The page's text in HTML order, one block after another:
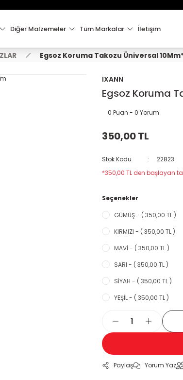
VE ÜZERİ KARGO ÜCRETSİZ !
Diğer Malzemeler Tüm Markalar İletişim
Egsoz Koruma Takozu Üniversal
IXANN
Egsoz Koruma
0 Puan - 0 Yorum
350,00 TL
Stok Kodu 22823
*350,00 TL den başlayan
Seçenekler
GÜMÜŞ - ( 350,00 TL )
KIRMIZI - ( 350,00 TL )
MAVİ - ( 350,00 TL )
SARI - ( 350,00 TL )
SİYAH - ( 350,00 TL )
YEŞİL - ( 350,00 TL )
Paylaş Yorum Yaz